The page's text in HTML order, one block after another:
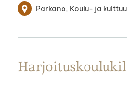
Parkano, Koulu- ja